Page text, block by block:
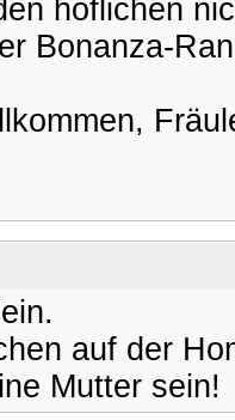
höflichen
Bonanza-
auf der
Mutter sein!